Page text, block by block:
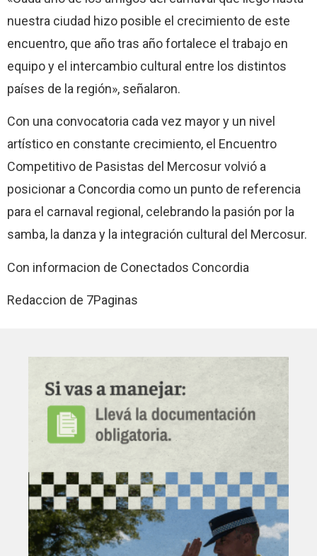
nuestra ciudad hizo posible el crecimiento de este
encuentro, que año tras año fortalece el trabajo en
equipo y el intercambio cultural entre los distintos
países de la región», señalaron.
Con una convocatoria cada vez mayor y un nivel
artístico en constante crecimiento, el Encuentro
Competitivo de Pasistas del Mercosur volvió a
posicionar a Concordia como un punto de referencia
para el carnaval regional, celebrando la pasión por la
samba, la danza y la integración cultural del Mercosur.
Con informacion de Conectados Concordia
Redaccion de 7Paginas